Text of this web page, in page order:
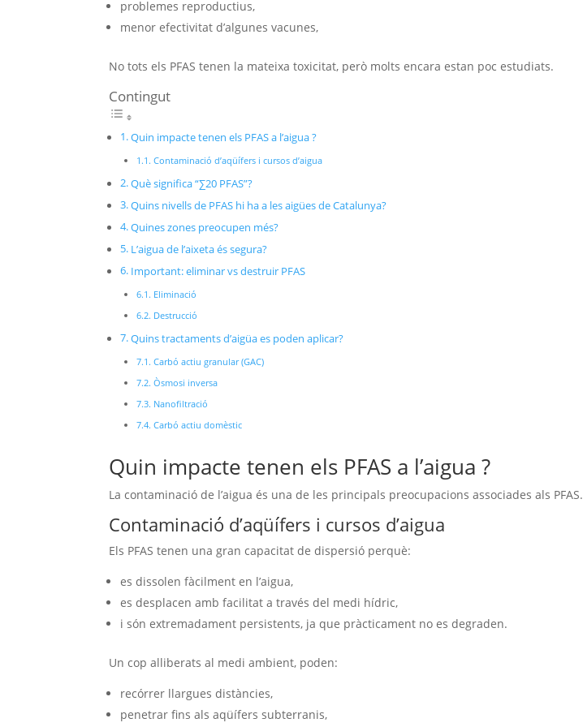
problemes reproductius,
menor efectivitat d’algunes vacunes,
No tots els PFAS tenen la mateixa toxicitat, però molts encara estan poc estudiats.
Contingut
Quin impacte tenen els PFAS a l’aigua ?
Contaminació d’aqüífers i cursos d’aigua
Què significa “∑20 PFAS”?
Quins nivells de PFAS hi ha a les aigües de Catalunya?
Quines zones preocupen més?
L’aigua de l’aixeta és segura?
Important: eliminar vs destruir PFAS
Eliminació
Destrucció
Quins tractaments d’aigüa es poden aplicar?
Carbó actiu granular (GAC)
Òsmosi inversa
Nanofiltració
Carbó actiu domèstic
Quin impacte tenen els PFAS a l’aigua ?
La contaminació de l’aigua és una de les principals preocupacions associades als PFAS.
Contaminació d’aqüífers i cursos d’aigua
Els PFAS tenen una gran capacitat de dispersió perquè:
es dissolen fàcilment en l’aigua,
es desplacen amb facilitat a través del medi hídric,
i són extremadament persistents, ja que pràcticament no es degraden.
Un cop alliberats al medi ambient, poden:
recórrer llargues distàncies,
penetrar fins als aqüífers subterranis,